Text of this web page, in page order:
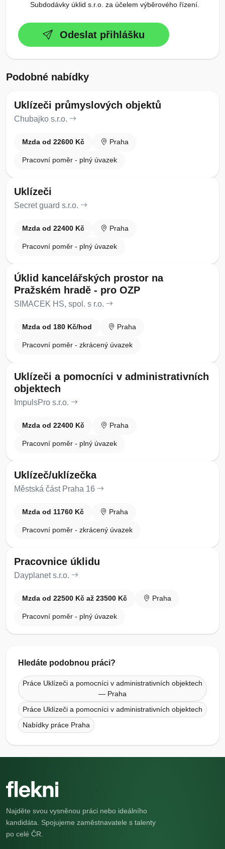
Subdodávky úklid s.r.o. za účelem výběrového řízení.
Odeslat přihlášku
Podobné nabídky
Uklízeči průmyslových objektů
Chubajko s.r.o.
Mzda od 22600 Kč Praha
Pracovní poměr - plný úvazek
Uklízeči
Secret guard s.r.o.
Mzda od 22400 Kč Praha
Pracovní poměr - plný úvazek
Úklid kancelářských prostor na
Pražském hradě - pro OZP
SIMACEK HS, spol. s r.o.
Mzda od 180 Kč/hod Praha
Pracovní poměr - zkrácený úvazek
Uklízeči a pomocníci v administrativních
objektech
ImpulsPro s.r.o.
Mzda od 22400 Kč Praha
Pracovní poměr - plný úvazek
Uklízeč/uklízečka
Městská část Praha 16
Mzda od 11760 Kč Praha
Pracovní poměr - zkrácený úvazek
Pracovnice úklidu
Dayplanet s.r.o.
Mzda od 22500 Kč až 23500 Kč Praha
Pracovní poměr - plný úvazek
Hledáte podobnou práci?
Práce Uklízeči a pomocníci v administrativních objektech
— Praha
Práce Uklízeči a pomocníci v administrativních objektech
Nabídky práce Praha
Najděte svou vysněnou práci nebo ideálního
kandidáta. Spojujeme zaměstnavatele s talenty
po celé ČR.